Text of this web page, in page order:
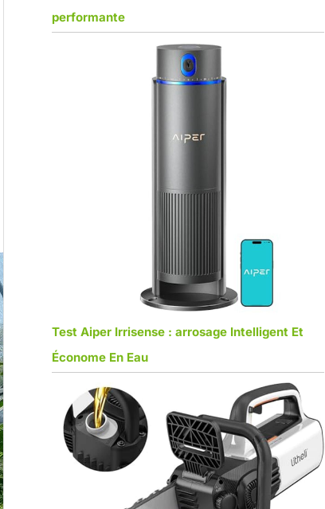
performante
Test Aiper Irrisense : arrosage Intelligent Et
Économe En Eau